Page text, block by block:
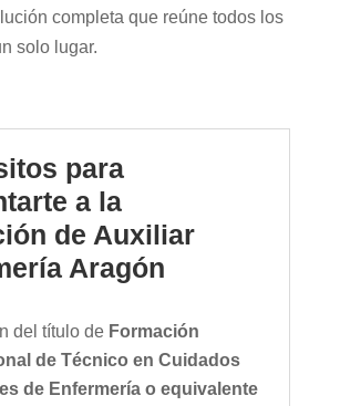
completa que reúne todos los
solo lugar.
para
a la
de Auxiliar
Aragón
del título de Formación
de Técnico en Cuidados
de Enfermería o equivalente